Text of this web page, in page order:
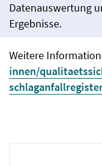
Datenauswertung
Ergebnisse.
Weitere
innen/